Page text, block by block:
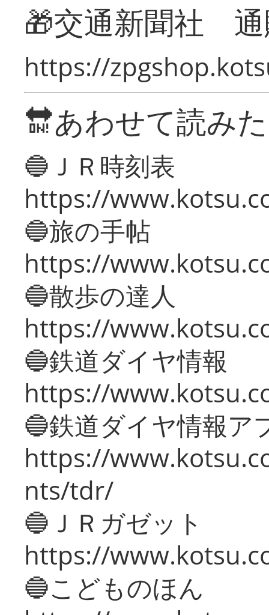
🎁交通新聞社
https://
🔛あわせて読み
🔵ＪＲ時刻表
https://
🔵旅の手帖
https://
🔵散歩の達人
https://
🔵鉄道ダイヤ情報
https://
🔵鉄道ダイヤ情報ア
https://
nts/tdr/
🔵ＪＲガゼット
https://
🔵こどものほん